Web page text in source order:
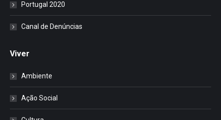
Portugal 2020
Canal de Denúncias
Viver
Ambiente
Ação Social